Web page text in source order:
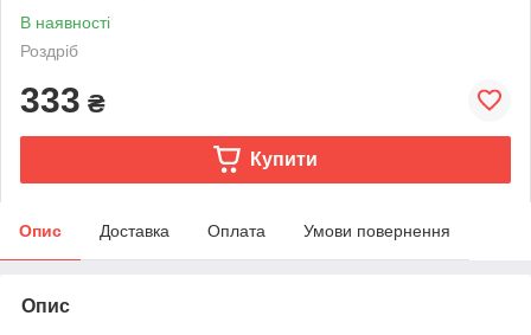
В наявності
Роздріб
333 ₴
Купити
Опис Доставка Оплата Умови повернення
Опис